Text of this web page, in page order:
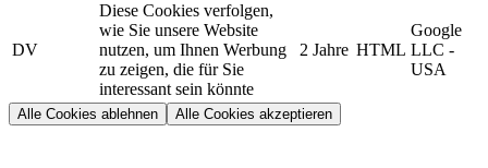
DV
Diese Cookies verfolgen,
wie Sie unsere Website
nutzen, um Ihnen Werbung
zu zeigen, die für Sie
interessant sein könnte
2 Jahre HTML
Google
LLC -
USA
Alle Cookies ablehnen Alle Cookies akzeptieren